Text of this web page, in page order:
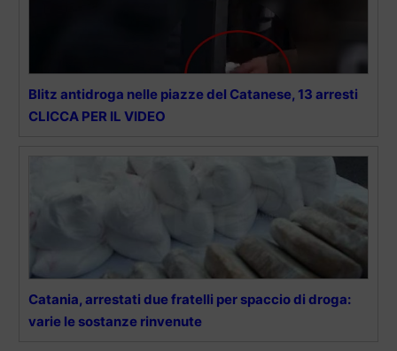
Blitz antidroga nelle piazze del Catanese, 13 arresti
CLICCA PER IL VIDEO
Catania, arrestati due fratelli per spaccio di droga:
varie le sostanze rinvenute